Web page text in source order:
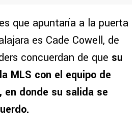
que apuntaría a la puerta
es Cade Cowell, de
concuerdan de que su
MLS con el equipo de
en donde su salida se